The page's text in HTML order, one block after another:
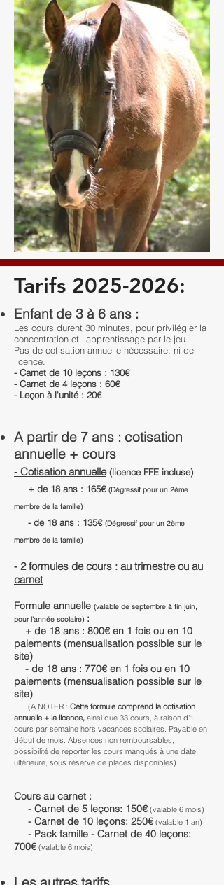
Tarifs 2025-2026:
Enfant de 3 à 6 ans :
Les cours durent 30 minutes, pour privilégier la
concentration et l'apprentissage par le jeu.
Pas de cotisation annuelle nécessaire, ni de
licence.
- Carnet de 10 leçons : 130€
- Carnet de 4 leçons : 60€
- Leçon à l'unité : 20€
A partir de 7 ans : cotisation
annuelle + cours
- Cotisation annuelle (licence FFE incluse)
+ de 18 ans : 165€ (Dégressif pour un 2ème
membre de la famille)
- de 18 ans : 135€ (Dégressif pour un 2ème
membre de la famille)
- 2 formules de cours : au trimestre ou au
carnet
Formule annuelle (valable de septembre à fin juin,
pour l'année scolaire) :
+ de 18 ans : 800€ en 1 fois ou en 10
paiements (mensualisation possible sur le
site)
- de 18 ans : 770€ en 1 fois ou en 10
paiements (mensualisation possible sur le
site)
(A NOTER : Cette formule comprend la cotisation
annuelle + la licence, ainsi que 33 cours, à raison d'1
cours par semaine hors vacances scolaires. Payable en
début de mois. Absences non remboursables,
possibilité de reporter les cours manqués à une date
ultérieure, sous réserve de places disponibles)
Cours au carnet :
- Carnet de 5 leçons: 150€ (valable 6 mois)
- Carnet de 10 leçons: 250€ (valable 1 an)
- Pack famille - Carnet de 40 leçons:
700€ (valable 6 mois)